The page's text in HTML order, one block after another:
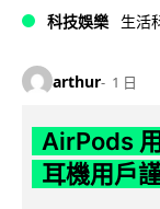
科技娛樂 生活
arthur 1 日
AirPods
耳機用戶